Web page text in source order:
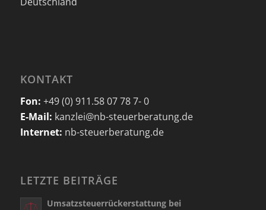
KONTAKT
Fon: +49 (0) 911.58 07 78 7- 0
E-Mail: kanzlei@nb-steuerberatung.de
Internet: nb-steuerberatung.de
LETZTE BEITRÄGE
Umsatzsteuerrückerstattung bei